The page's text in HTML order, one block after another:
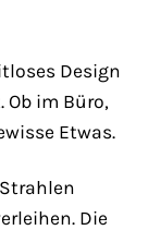
Design
im Büro,
Etwas.
Die